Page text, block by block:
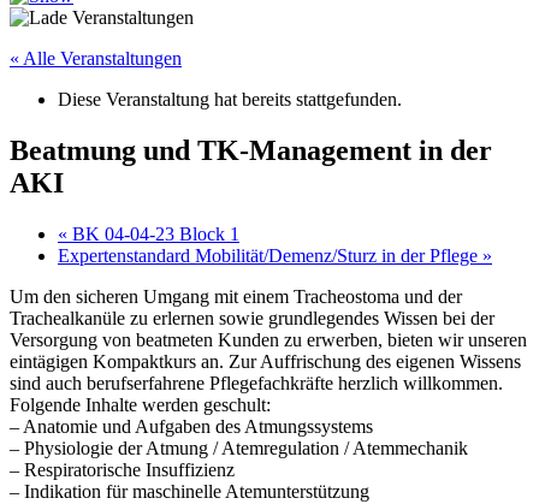
« Alle Veranstaltungen
Diese Veranstaltung hat bereits stattgefunden.
Beatmung und TK-Management in der
AKI
« BK 04-04-23 Block 1
Expertenstandard Mobilität/Demenz/Sturz in der Pflege »
Um den sicheren Umgang mit einem Tracheostoma und der
Trachealkanüle zu erlernen sowie grundlegendes Wissen bei der
Versorgung von beatmeten Kunden zu erwerben, bieten wir unseren
eintägigen Kompaktkurs an. Zur Auffrischung des eigenen Wissens
sind auch berufserfahrene Pflegefachkräfte herzlich willkommen.
Folgende Inhalte werden geschult:
– Anatomie und Aufgaben des Atmungssystems
– Physiologie der Atmung / Atemregulation / Atemmechanik
– Respiratorische Insuffizienz
– Indikation für maschinelle Atemunterstützung